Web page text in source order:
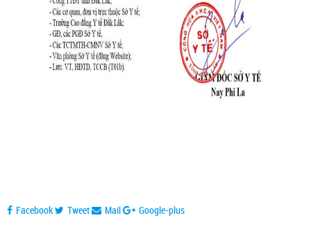
Facebook Tweet Mail Google-plus